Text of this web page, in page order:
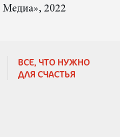
2022
ВСЕ, ЧТО НУЖНО
ДЛЯ СЧАСТЬЯ